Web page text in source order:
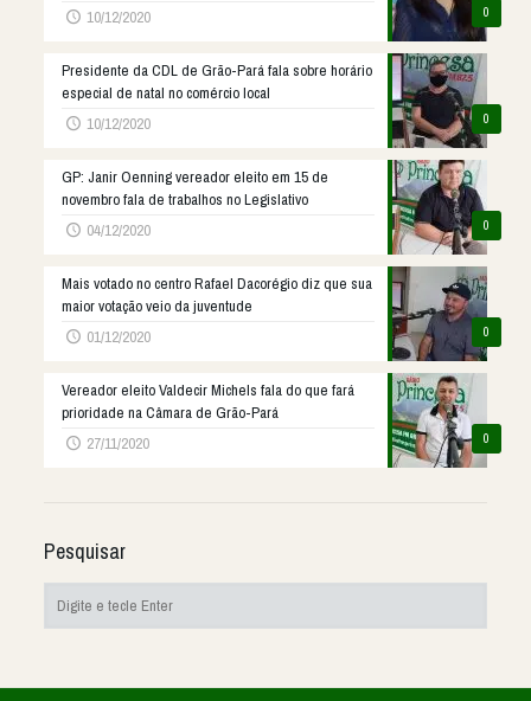
0
10/12/2020
0
Presidente da CDL de Grão-Pará fala sobre horário
especial de natal no comércio local
10/12/2020
0
GP: Janir Oenning vereador eleito em 15 de
novembro fala de trabalhos no Legislativo
04/12/2020
0
Mais votado no centro Rafael Dacorégio diz que sua
maior votação veio da juventude
01/12/2020
0
Vereador eleito Valdecir Michels fala do que fará
prioridade na Câmara de Grão-Pará
27/11/2020
Pesquisar